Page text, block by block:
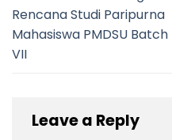
Rencana Studi Paripurna
Mahasiswa PMDSU Batch
VII
Leave a Reply